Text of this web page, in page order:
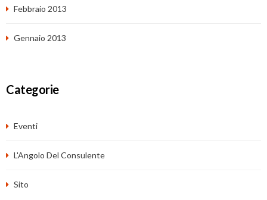
Febbraio 2013
Gennaio 2013
Categorie
Eventi
L'Angolo Del Consulente
Sito